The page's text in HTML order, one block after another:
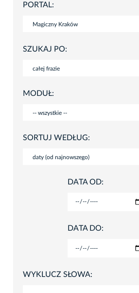
PORTAL:
SZUKAJ PO:
MODUŁ:
SORTUJ WEDŁUG:
DATA OD:
DATA DO:
WYKLUCZ SŁOWA: